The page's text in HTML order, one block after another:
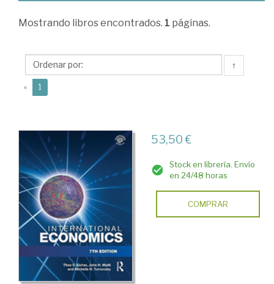
Eicher,
Mostrando libros encontrados. 1 páginas.
↑
« 1
53,50 €
Stock en librería. Envío
en 24/48 horas
COMPRAR